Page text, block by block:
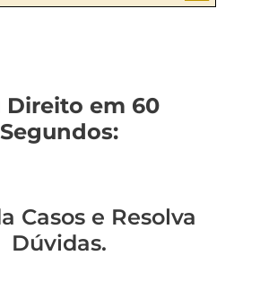
Direito em 60
Segundos:
Casos e Resolva
Dúvidas.